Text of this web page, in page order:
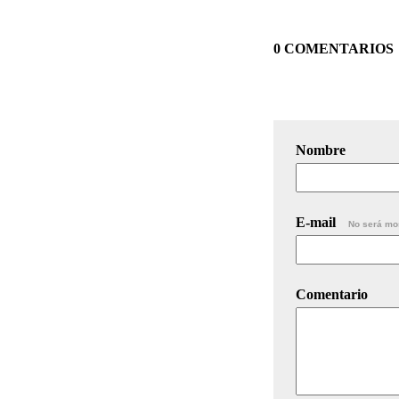
0 COMENTARIOS
Nombre
E-mail No será
Comentario